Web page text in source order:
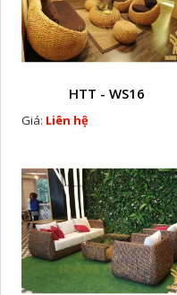
HTT - WS16
Giá: Liên hệ